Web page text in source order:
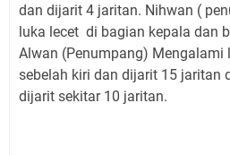
dan dijarit 4 jaritan. Nihwan (
luka lecet di bagian kepala dan
Alwan (Penumpang) Mengalami
sebelah kiri dan dijarit 15 jaritan
dijarit sekitar 10 jaritan.